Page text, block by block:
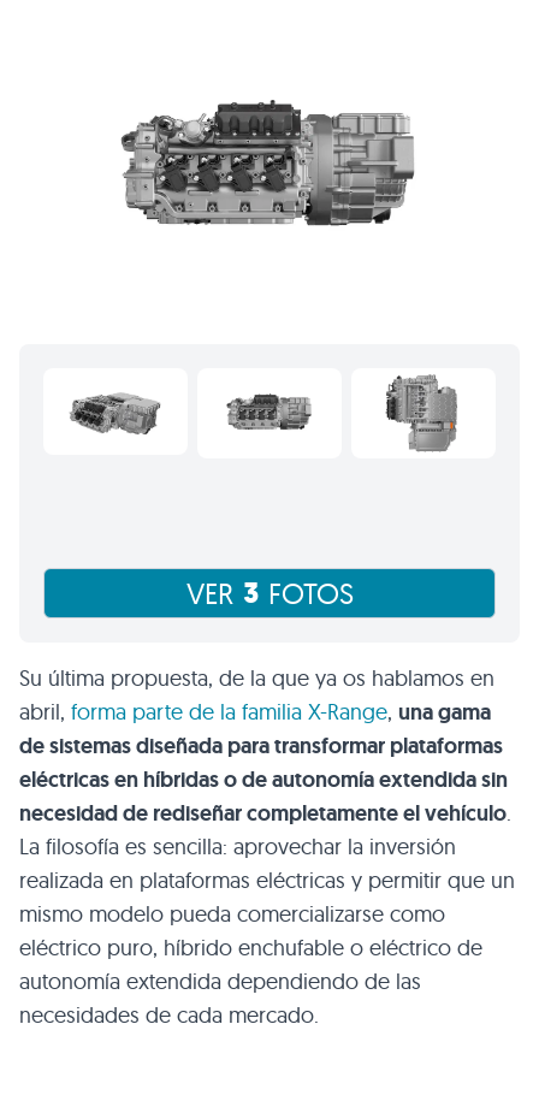
VER 3 FOTOS
Su última propuesta, de la que ya os hablamos en
abril, forma parte de la familia X-Range, una gama
de sistemas diseñada para transformar plataformas
eléctricas en híbridas o de autonomía extendida sin
necesidad de rediseñar completamente el vehículo.
La filosofía es sencilla: aprovechar la inversión
realizada en plataformas eléctricas y permitir que un
mismo modelo pueda comercializarse como
eléctrico puro, híbrido enchufable o eléctrico de
autonomía extendida dependiendo de las
necesidades de cada mercado.